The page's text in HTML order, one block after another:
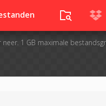
neer. 1 GB maximale